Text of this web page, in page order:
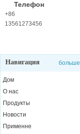
Телефон
+86
13561273456
Навигация больше
Дом
О нас
Продукты
Новости
Применне